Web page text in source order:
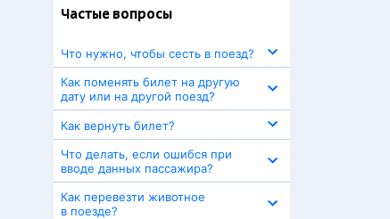
Частые вопросы
Что нужно, чтобы сесть в поезд?
Как поменять билет на другую
дату или на другой поезд?
Как вернуть билет?
Что делать, если ошибся при
вводе данных пассажира?
Как перевезти животное
в поезде?